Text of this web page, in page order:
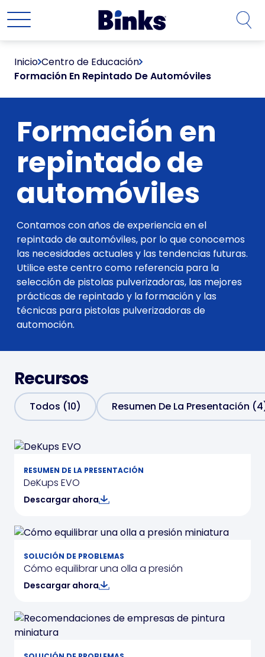
Inicio Centro de Educación
Formación En Repintado De Automóviles
Formación en
repintado de
automóviles
Contamos con años de experiencia en el
repintado de automóviles, por lo que conocemos
las necesidades actuales y las tendencias futuras.
Utilice este centro como referencia para la
selección de pistolas pulverizadoras, las mejores
prácticas de repintado y la formación y las
técnicas para pistolas pulverizadoras de
automoción.
Recursos
Todos (10) Resumen De La Presentación
RESUMEN DE LA PRESENTACIÓN
DeKups EVO
Descargar ahora
SOLUCIÓN DE PROBLEMAS
Cómo equilibrar una olla a presión
Descargar ahora